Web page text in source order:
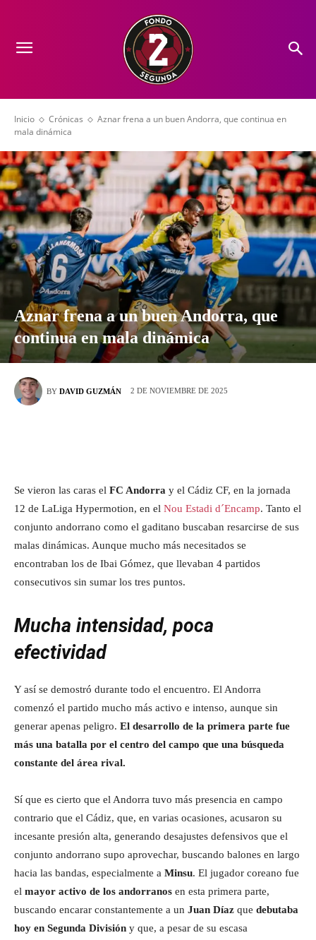
Inicio Crónicas
Aznar frena a un buen Andorra, que continua en
mala dinámica
Aznar frena a un buen Andorra, que
continua en mala dinámica
BY DAVID GUZMÁN 2 DE NOVIEMBRE DE 2025
Se vieron las caras el FC Andorra y el Cádiz CF, en la jornada
12 de LaLiga Hypermotion, en el Nou Estadi d´Encamp. Tanto el
conjunto andorrano como el gaditano buscaban resarcirse de sus
malas dinámicas. Aunque mucho más necesitados se
encontraban los de Ibai Gómez, que llevaban 4 partidos
consecutivos sin sumar los tres puntos.
Mucha intensidad, poca
efectividad
Y así se demostró durante todo el encuentro. El Andorra
comenzó el partido mucho más activo e intenso, aunque sin
generar apenas peligro. El desarrollo de la primera parte fue
más una batalla por el centro del campo que una búsqueda
constante del área rival.
Sí que es cierto que el Andorra tuvo más presencia en campo
contrario que el Cádiz, que, en varias ocasiones, acusaron su
incesante presión alta, generando desajustes defensivos que el
conjunto andorrano supo aprovechar, buscando balones en largo
hacia las bandas, especialmente a Minsu. El jugador coreano fue
el mayor activo de los andorranos en esta primera parte,
buscando encarar constantemente a un Juan Díaz que debutaba
hoy en Segunda División y que, a pesar de su escasa